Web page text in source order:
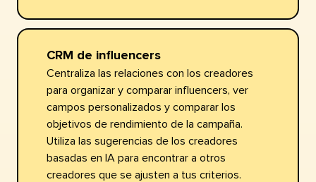
CRM de influencers​​
Centraliza las relaciones con los creadores
para organizar y comparar influencers, ver
campos personalizados y comparar los
objetivos de rendimiento de la campaña.
Utiliza las sugerencias de los creadores
basadas en IA para encontrar a otros
creadores que se ajusten a tus criterios.​​